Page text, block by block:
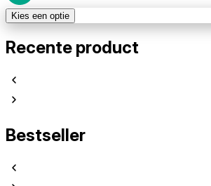
Kies een optie
Recente product
Bestseller